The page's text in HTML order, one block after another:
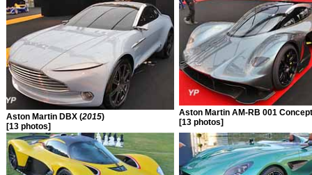
Aston Martin DBX (2015)
[13 photos]
Aston Martin AM-RB 001
[13 photos]